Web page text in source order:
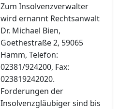
Zum Insolvenzverwalter
wird ernannt Rechtsanwalt
Dr. Michael Bien,
Goethestraße 2, 59065
Hamm, Telefon:
02381/924200, Fax:
023819242020.
Forderungen der
Insolvenzgläubiger sind bis